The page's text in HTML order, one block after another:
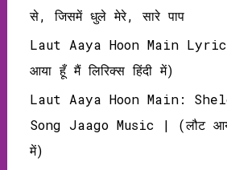
से, जिसमें धुले मेरे, सारे पाप
Laut Aaya Hoon Main
आया हूँ मैं लिरिक्‍स हिंदी में)
Laut Aaya Hoon Main:
Song Jaago Music | (लौट आया
में)